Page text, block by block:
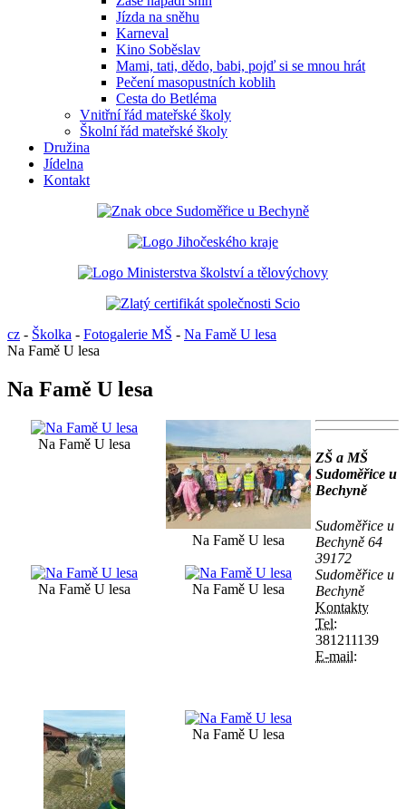
Jízda na sněhu
Karneval
Kino Soběslav
Mami, tati, dědo, babi, pojď si se mnou hrát
Pečení masopustních koblih
Cesta do Betléma
Vnitřní řád mateřské školy
Školní řád mateřské školy
Družina
Jídelna
Kontakt
cz - Školka - Fotogalerie MŠ - Na Famě U lesa
Na Famě U lesa
Na Famě U lesa
Na Famě U lesa
Na Famě U lesa
Na Famě U lesa Na Famě U lesa
Na Famě U lesa
ZŠ a MŠ
Sudoměřice u
Bechyně
Sudoměřice u
Bechyně 64
39172
Sudoměřice u
Bechyně
Kontakty
Tel:
381211139
E-mail: